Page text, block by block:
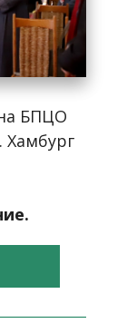
БПЦО
Хамбург